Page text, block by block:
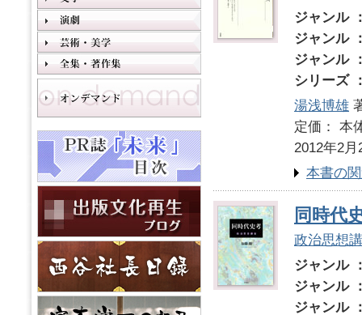
ジャンル
ジャンル
ジャンル
シリーズ
湯浅博雄
定価：
2012年2月
本書の
同時代
政治思想
ジャンル
ジャンル
ジャンル